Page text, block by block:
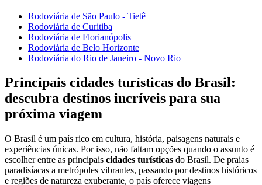
Rodoviária de São Paulo - Tietê
Rodoviária de Curitiba
Rodoviária de Florianópolis
Rodoviária de Belo Horizonte
Rodoviária do Rio de Janeiro - Novo Rio
Principais cidades turísticas do Brasil:
descubra destinos incríveis para sua
próxima viagem
O Brasil é um país rico em cultura, história, paisagens naturais e
experiências únicas. Por isso, não faltam opções quando o assunto é
escolher entre as principais cidades turísticas do Brasil. De praias
paradisíacas a metrópoles vibrantes, passando por destinos históricos
e regiões de natureza exuberante, o país oferece viagens